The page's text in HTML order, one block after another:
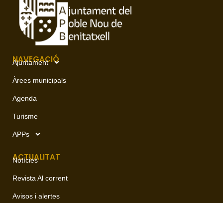
NAVEGACIÓ
Ajuntament
Àrees municipals
Agenda
Turisme
APPs
ACTUALITAT
Notícies
Revista Al corrent
Avisos i alertes